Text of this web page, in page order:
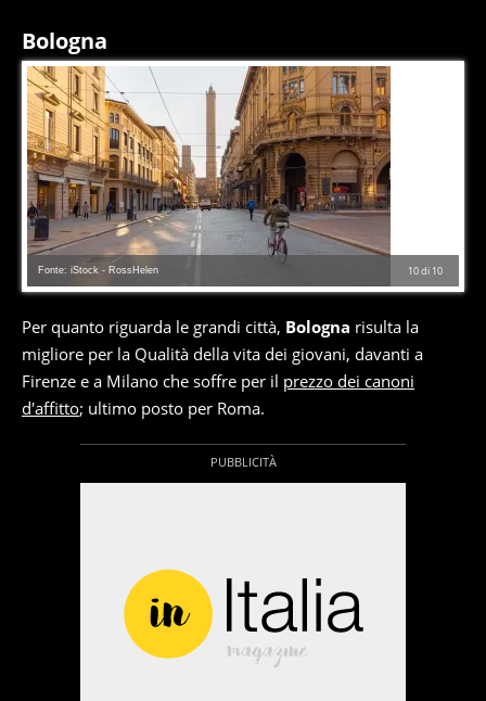
Bologna
10di 10
Fonte: iStock - RossHelen
Per quanto riguarda le grandi città, Bologna risulta la
migliore per la Qualità della vita dei giovani, davanti a
Firenze e a Milano che soffre per il prezzo dei canoni
d'affitto; ultimo posto per Roma.